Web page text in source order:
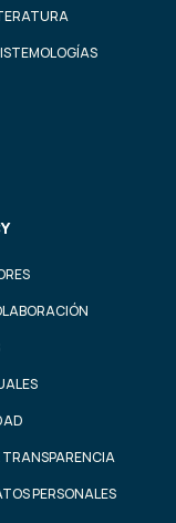
TRANSPARENCIA
PERSONALES